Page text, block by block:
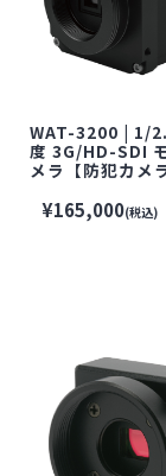
WAT-3200 | 1/
度 3G/HD-SDI
メラ【防犯カメ
ラ】【セキュリ
ラ】【WATEC
¥165,000(税込)